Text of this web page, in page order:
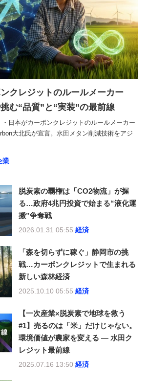
MARKETING JOURNAL
JOURNAL
DOG JOURNAL
ンクレジットのルールメーカー
む“品質”と“実装”の最前線
日本がカーボンクレジットのルールメーカー
大北氏が宣言。水田メタン削減技術をアジ
業
脱炭素の覇権は「CO2物流」が握
る…政府4兆円投資で始まる“液化運
搬”争奪戦
2026.01.31 05:55 経済
「森を切らずに稼ぐ」静岡市の挑
戦…カーボンクレジットで生まれる
新しい森林経済
2025.10.10 05:55 経済
【一次産業×脱炭素で地球を救う
#1】売るのは「米」だけじゃない。
環境価値が農家を変える — 水田ク
レジット最前線
2025.07.16 13:50 経済